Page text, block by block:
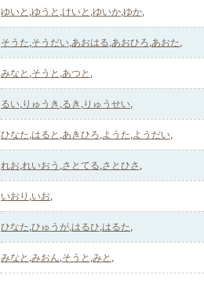
ゆいと ゆうと けいと ゆいか ゆか
そうた そうだい あおはる あおひろ あおた
みなと そうと あつと
るい りゅうき るき りゅうせい
ひなた はると あきひろ ようた ようだい
れお れいおう さとてる さとひさ
いおり いお
ひなた ひゅうが はるひ はるた
みなと みおん そうと みと